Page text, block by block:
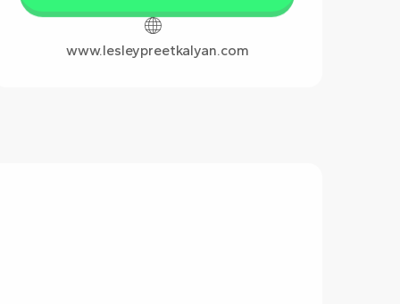
www.lesleypreetkalyan.com